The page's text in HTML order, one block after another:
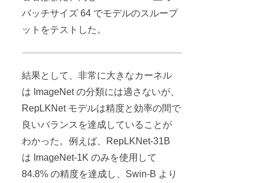
バッチサイズ 64 でモデルのスループ
ットをテストした。
結果として、非常に大きなカーネル
は ImageNet の分類には適さないが、
RepLKNet モデルは精度と効率の間で
良いバランスを達成していることが
わかった。例えば、RepLKNet-31B
は ImageNet-1K のみを使用して
84.8% の精度を達成し、Swin-B より